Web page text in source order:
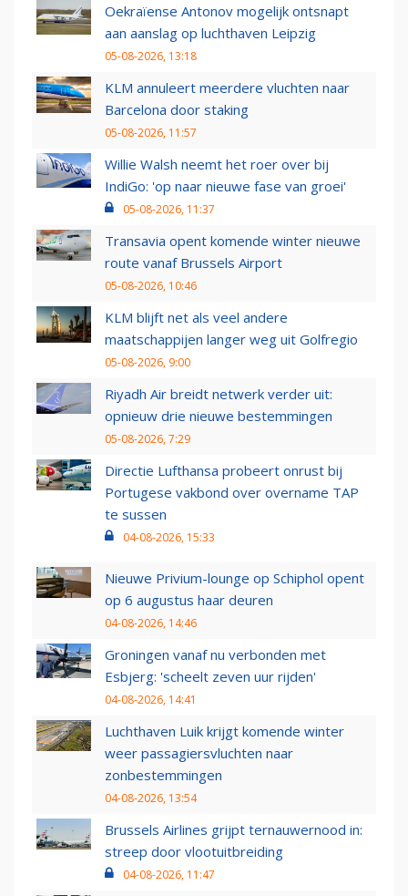
Oekraïense Antonov mogelijk ontsnapt
aan aanslag op luchthaven Leipzig
05-08-2026, 13:18
KLM annuleert meerdere vluchten naar
Barcelona door staking
05-08-2026, 11:57
Willie Walsh neemt het roer over bij
IndiGo: 'op naar nieuwe fase van groei'
05-08-2026, 11:37
Transavia opent komende winter nieuwe
route vanaf Brussels Airport
05-08-2026, 10:46
KLM blijft net als veel andere
maatschappijen langer weg uit Golfregio
05-08-2026, 9:00
Riyadh Air breidt netwerk verder uit:
opnieuw drie nieuwe bestemmingen
05-08-2026, 7:29
Directie Lufthansa probeert onrust bij
Portugese vakbond over overname TAP
te sussen
04-08-2026, 15:33
Nieuwe Privium-lounge op Schiphol opent
op 6 augustus haar deuren
04-08-2026, 14:46
Groningen vanaf nu verbonden met
Esbjerg: 'scheelt zeven uur rijden'
04-08-2026, 14:41
Luchthaven Luik krijgt komende winter
weer passagiersvluchten naar
zonbestemmingen
04-08-2026, 13:54
Brussels Airlines grijpt ternauwernood in:
streep door vlootuitbreiding
04-08-2026, 11:47